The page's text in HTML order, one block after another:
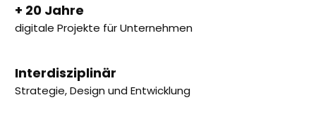
+ 20 Jahre
digitale Projekte für Unternehmen
Interdisziplinär
Strategie, Design und Entwicklung